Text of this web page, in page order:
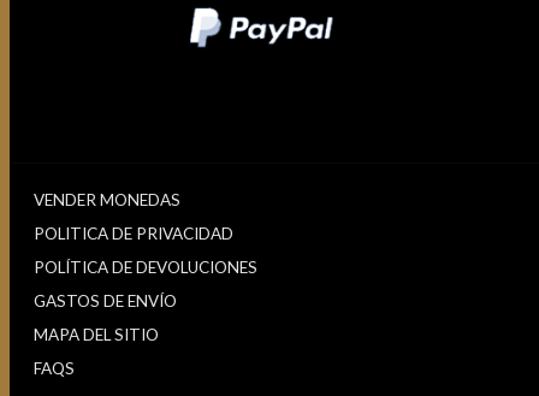
VENDER MONEDAS
POLITICA DE PRIVACIDAD
POLÍTICA DE DEVOLUCIONES
GASTOS DE ENVÍO
MAPA DEL SITIO
FAQS